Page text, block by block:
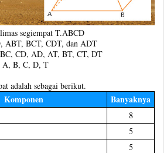
segiempat T.ABCD
ABT, BCT, CDT, dan ADT
CD, AD, AT, BT, CT, DT
A, B, C, D, T
adalah sebagai berikut.
Komponen Banyaknya
8
5
5